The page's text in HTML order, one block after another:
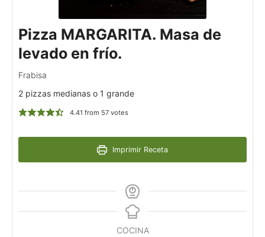
Pizza MARGARITA. Masa de
levado en frío.
Frabisa
2 pizzas medianas o 1 grande
4.41 from 57votes
Imprimir Receta
COCINA